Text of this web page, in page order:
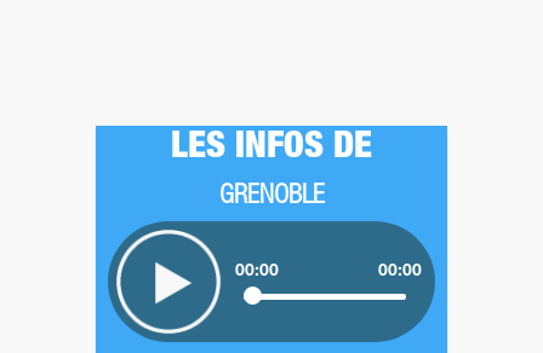
LES INFOS DE
GRENOBLE
00:00 00:00